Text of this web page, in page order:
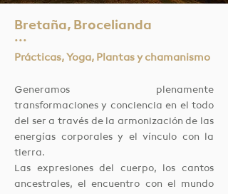
Bretaña, Brocelianda
···
Prácticas, Yoga, Plantas y chamanismo
Generamos plenamente
transformaciones y conciencia en el todo
del ser a través de la armonización de las
energías corporales y el vínculo con la
tierra.
Las expresiones del cuerpo, los cantos
ancestrales, el encuentro con el mundo